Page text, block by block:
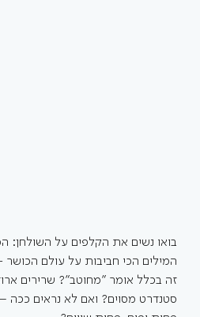
בואו נשים את הקלפים על השולחן:
המילים הכי חביבות על עולם
זה בכלל אומר "מחוטב"? שרירים
סטנדרט מסוים? ואם לא נראים ככה